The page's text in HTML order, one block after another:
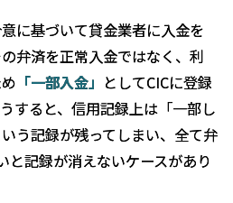
に基づいて貸金業者に入金を
弁済を正常入金ではなく、利
「一部入金」 としてCICに登録
すると、信用記録上は「一部し
う記録が残ってしまい、全て弁
と記録が消えないケースがあり